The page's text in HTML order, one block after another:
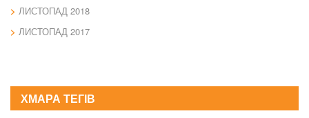
ЛИСТОПАД 2018
ЛИСТОПАД 2017
ХМАРА ТЕГІВ